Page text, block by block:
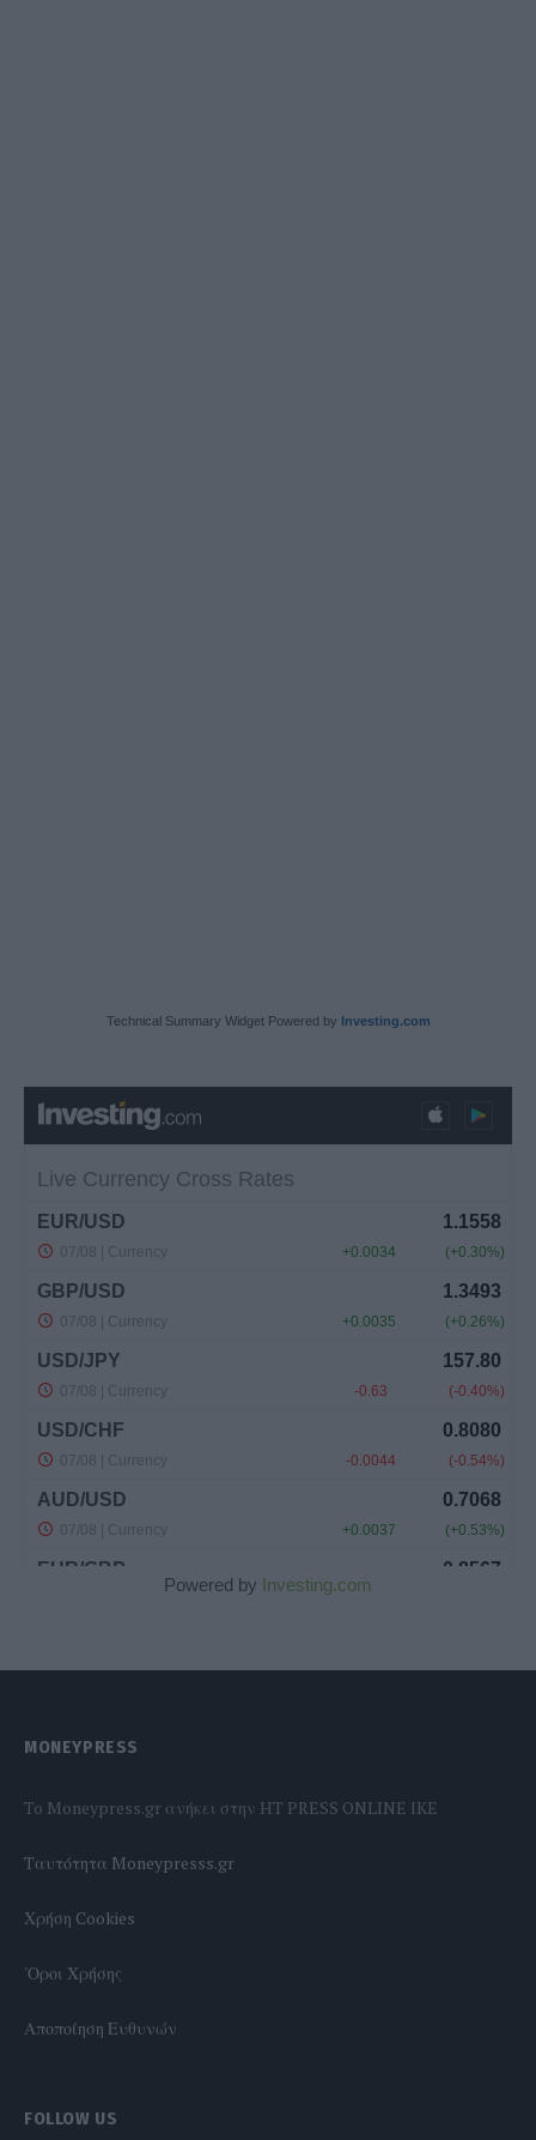
Technical Summary Widget Powered by Investing.com
Powered by Investing.com
MONEYPRESS
To Moneypress.gr ανήκει στην HT PRESS ONLINE IKE
Tαυτότητα Moneypresss.gr
Χρήση Cookies
'Οροι Χρήσης
Αποποίηση Ευθυνών
FOLLOW US